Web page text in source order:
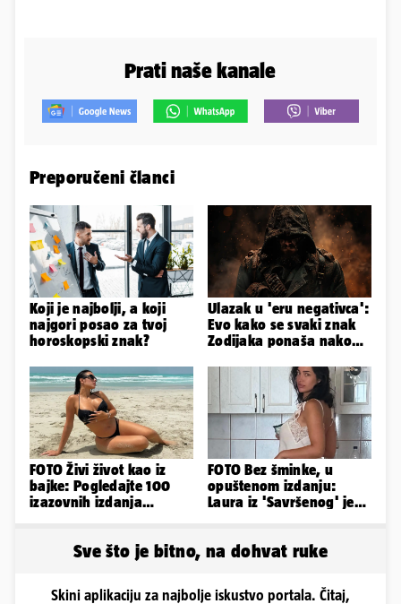
Prati naše kanale
Preporučeni članci
Koji je najbolji, a koji
najgori posao za tvoj
horoskopski znak?
Ulazak u 'eru negativca':
Evo kako se svaki znak
Zodijaka ponaša nakon
FOTO Živi život kao iz
bajke: Pogledajte 100
izazovnih izdanja
FOTO Bez šminke, u
opuštenom izdanju:
Laura iz 'Savršenog' je
Sve što je bitno, na dohvat ruke
Skini aplikaciju za najbolje iskustvo portala. Čitaj,